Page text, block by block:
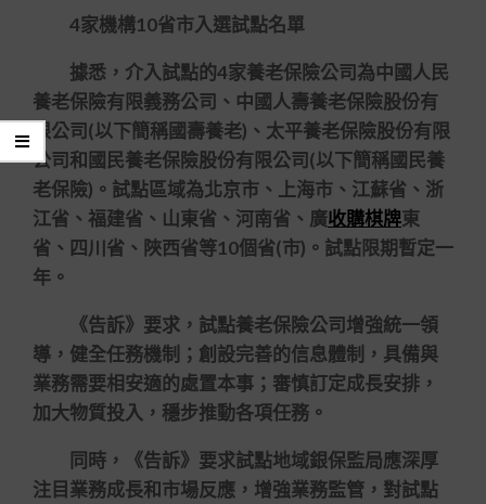
4家機構10省市入選試點名單
據悉，介入試點的4家養老保險公司為中國人民
養老保險有限義務公司、中國人壽養老保險股份有
限公司(以下簡稱國壽養老)、太平養老保險股份有限
公司和國民養老保險股份有限公司(以下簡稱國民養
老保險)。試點區域為北京市、上海市、江蘇省、浙
江省、福建省、山東省、河南省、廣收購棋牌東
省、四川省、陜西省等10個省(市)。試點限期暫定一
年。
《告訴》要求，試點養老保險公司增強統一領
導，健全任務機制；創設完善的信息體制，具備與
業務需要相安適的處置本事；審慎訂定成長安排，
加大物質投入，穩步推動各項任務。
同時，《告訴》要求試點地域銀保監局應深厚
注目業務成長和市場反應，增強業務監管，對試點